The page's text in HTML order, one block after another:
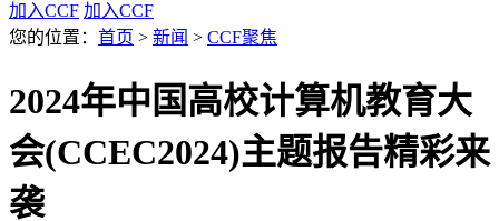
加入CCF 加入CCF
您的位置： 首页 > 新闻 > CCF聚焦
2024年中国高校计算机教育大
会(CCEC2024)主题报告精彩来
袭